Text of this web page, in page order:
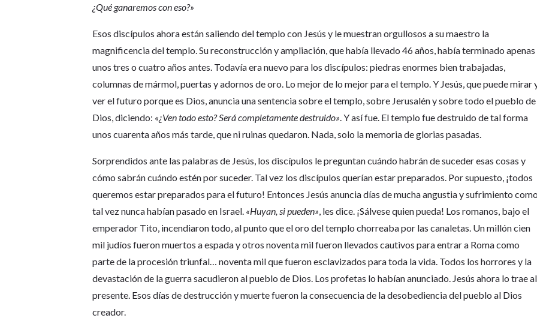
¿Qué ganaremos con eso?»
Esos discípulos ahora están saliendo del templo con Jesús y le muestran orgullosos a su maestro la
magnificencia del templo. Su reconstrucción y ampliación, que había llevado 46 años, había terminado apenas
unos tres o cuatro años antes. Todavía era nuevo para los discípulos: piedras enormes bien trabajadas,
columnas de mármol, puertas y adornos de oro. Lo mejor de lo mejor para el templo. Y Jesús, que puede mirar
ver el futuro porque es Dios, anuncia una sentencia sobre el templo, sobre Jerusalén y sobre todo el pueblo de
Dios, diciendo: «¿Ven todo esto? Será completamente destruido» . Y así fue. El templo fue destruido de tal forma
unos cuarenta años más tarde, que ni ruinas quedaron. Nada, solo la memoria de glorias pasadas.
Sorprendidos ante las palabras de Jesús, los discípulos le preguntan cuándo habrán de suceder esas cosas y
cómo sabrán cuándo estén por suceder. Tal vez los discípulos querían estar preparados. Por supuesto, ¡todos
queremos estar preparados para el futuro! Entonces Jesús anuncia días de mucha angustia y sufrimiento como
tal vez nunca habían pasado en Israel. «Huyan, si pueden» , les dice. ¡Sálvese quien pueda! Los romanos, bajo el
emperador Tito, incendiaron todo, al punto que el oro del templo chorreaba por las canaletas. Un millón cien
mil judíos fueron muertos a espada y otros noventa mil fueron llevados cautivos para entrar a Roma como
parte de la procesión triunfal… noventa mil que fueron esclavizados para toda la vida. Todos los horrores y la
devastación de la guerra sacudieron al pueblo de Dios. Los profetas lo habían anunciado. Jesús ahora lo trae al
presente. Esos días de destrucción y muerte fueron la consecuencia de la desobediencia del pueblo al Dios
creador.